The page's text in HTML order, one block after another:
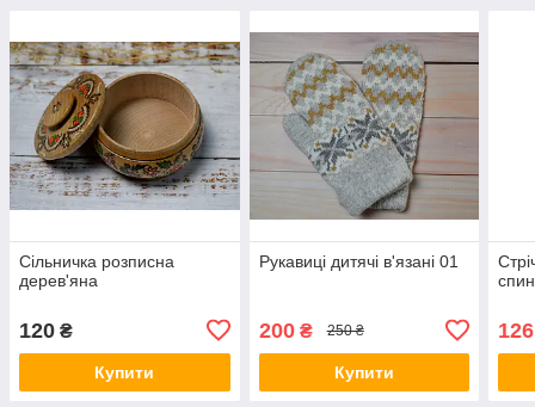
Сільничка розписна
дерев'яна
120 ₴
Купити
Рукавиці дитячі в'язані 01
200₴ 250 ₴
Купити
126